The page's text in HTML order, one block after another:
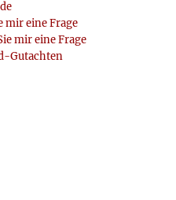
mir eine Frage
mir eine Frage
Gutachten